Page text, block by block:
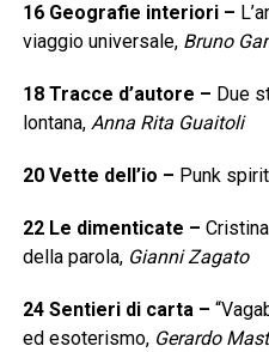
16 Geografie interiori–
viaggio universale, Bruno
18 Tracce d’autore – Due
lontana, Anna Rita Guaitoli
20 Vette dell’io – Punk
22 Le dimenticate –
della parola, Gianni Zagato
24 Sentieri di carta–
ed esoterismo, Gerardo